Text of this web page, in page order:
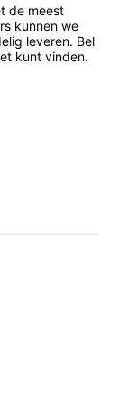
de meest
kunnen we
leveren. Bel
kunt vinden.